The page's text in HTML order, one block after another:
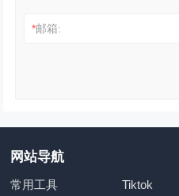
*邮箱:
网站导航
常用工具 Tiktok